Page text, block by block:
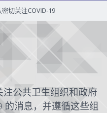
切关注COVID-19
公共卫生组织和政府
的消息，并遵循这些组